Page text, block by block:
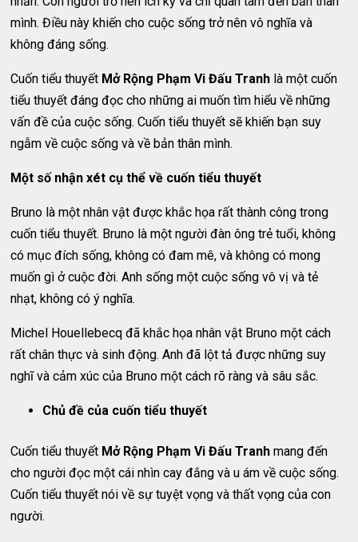
mình. Điều này khiến cho cuộc sống trở nên vô nghĩa và
không đáng sống.
Cuốn tiểu thuyết Mở Rộng Phạm Vi Đấu Tranh là một cuốn
tiểu thuyết đáng đọc cho những ai muốn tìm hiểu về những
vấn đề của cuộc sống. Cuốn tiểu thuyết sẽ khiến bạn suy
ngẫm về cuộc sống và về bản thân mình.
Một số nhận xét cụ thể về cuốn tiểu thuyết
Bruno là một nhân vật được khắc họa rất thành công trong
cuốn tiểu thuyết. Bruno là một người đàn ông trẻ tuổi, không
có mục đích sống, không có đam mê, và không có mong
muốn gì ở cuộc đời. Anh sống một cuộc sống vô vị và tẻ
nhạt, không có ý nghĩa.
Michel Houellebecq đã khắc họa nhân vật Bruno một cách
rất chân thực và sinh động. Anh đã lột tả được những suy
nghĩ và cảm xúc của Bruno một cách rõ ràng và sâu sắc.
Chủ đề của cuốn tiểu thuyết
Cuốn tiểu thuyết Mở Rộng Phạm Vi Đấu Tranh mang đến
cho người đọc một cái nhìn cay đắng và u ám về cuộc sống.
Cuốn tiểu thuyết nói về sự tuyệt vọng và thất vọng của con
người.